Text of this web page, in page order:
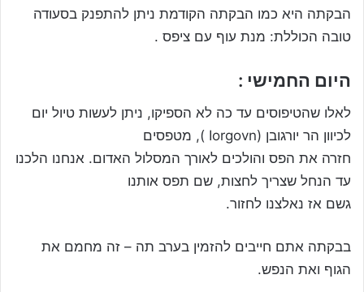
הבקתה היא כמו הבקתה הקודמת ניתן להתפנק בסעודה
טובה הכוללת: מנת עוף עם ציפס .
היום החמישי :
לאלו שהטיפוסים עד כה לא הספיקו, ניתן לעשות טיול יום
לכיוון הר יורגובן (Iorgovn ), מטפסים
חזרה את הפס והולכים לאורך המסלול האדום. אנחנו הלכנו
עד הנחל שצריך לחצות, שם תפס אותנו
גשם אז נאלצנו לחזור.
בבקתה אתם חייבים להזמין בערב תה – זה מחמם את
הגוף ואת הנפש.